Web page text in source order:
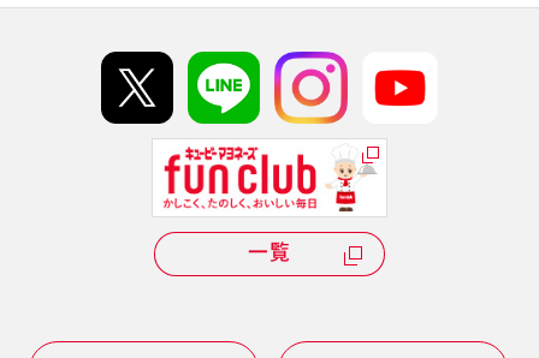
Hi! kewpieについて
Qummyについて
一覧